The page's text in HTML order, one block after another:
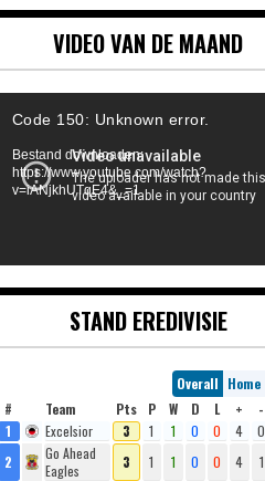
VIDEO VAN DE MAAND
Code 150: Unknown error.
Bestand downloaden:
https://www.youtube.com/watch?
v=iANjkhUTqE4&_=1
STAND EREDIVISIE
Overall Home
#
Team Pts P W D L + -
1
Excelsior 3 1 1 0 0 4 0
2
Go Ahead
Eagles
3 1 1 0 0 4 1